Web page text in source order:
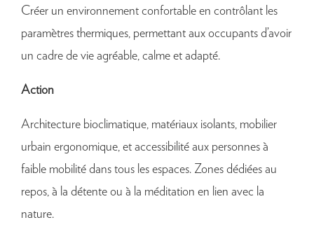
Créer un environnement confortable en contrôlant les
paramètres thermiques, permettant aux occupants d’avoir
un cadre de vie agréable, calme et adapté.
Action
Architecture bioclimatique, matériaux isolants, mobilier
urbain ergonomique, et accessibilité aux personnes à
faible mobilité dans tous les espaces. Zones dédiées au
repos, à la détente ou à la méditation en lien avec la
nature.